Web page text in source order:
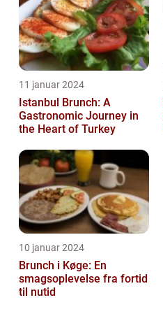
11 januar 2024
Istanbul Brunch: A
Gastronomic Journey in
the Heart of Turkey
10 januar 2024
Brunch i Køge: En
smagsoplevelse fra fortid
til nutid